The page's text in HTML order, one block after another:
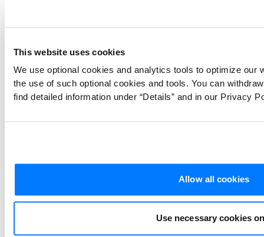
This website uses cookies
We use optional cookies and analytics tools to optimize our
the use of such optional cookies and tools. You can
find detailed information under “Details” and in our Privacy
Allow all cookies
Use necessary cookies
Codierern in Ihrem Projekt die Suche nach
anzuwenden sind.
Datenbeispiele
darin, repräsentative Beispiele für jeden
Kode aus den Daten bereitzustellen. In Fällen,
in denen einfache Beschreibungen nicht
ausreichen, können Beispiele von